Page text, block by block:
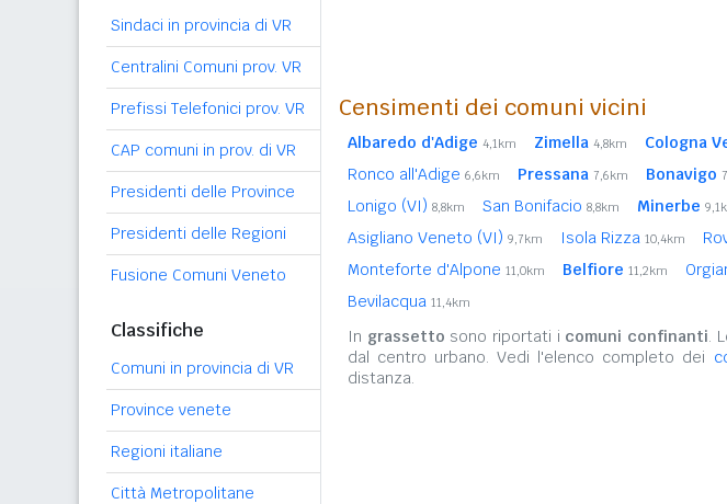
Sindaci in provincia di VR
Centralini Comuni prov. VR
Prefissi Telefonici prov. VR
CAP comuni in prov. di VR
Presidenti delle Province
Presidenti delle Regioni
Fusione Comuni Veneto
Classifiche
Comuni in provincia di VR
Province venete
Regioni italiane
Città Metropolitane
Censimenti dei comuni vicini
Albaredo d'Adige 4,1km Zimella 4,8km Cologna
Ronco all'Adige 6,6km Pressana 7,6km Bonavigo
Lonigo (VI) 8,8km San Bonifacio 8,8km Minerbe
Asigliano Veneto (VI) 9,7km Isola Rizza 10,4km
Monteforte d'Alpone 11,0km Belfiore 11,2km
Bevilacqua 11,4km
In grassetto sono riportati i comuni confinanti.
dal centro urbano. Vedi l'elenco completo dei
distanza.